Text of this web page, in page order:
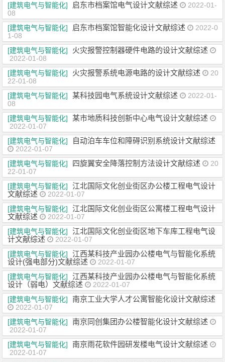
[建筑电气与智能化]
启东市档案馆电气设计文献综述
2022-01-
08
[建筑电气与智能化]
启东市档案馆智能化设计文献综述
2022-0
1-08
[建筑电气与智能化]
火灾报警控制器硬件电路的设计文献综述
2022-01-08
[建筑电气与智能化]
火灾报警系统电源电路的设计文献综述
20
22-01-08
[建筑电气与智能化]
某科技园电气系统设计文献综述
2022-01-
08
[建筑电气与智能化]
某市地质科技创新中心电气设计文献综述
2022-01-07
[建筑电气与智能化]
自动泊车车位和障碍识别系统设计文献综述
2022-01-07
[建筑电气与智能化]
四旋翼安全降落控制方法设计文献综述
20
22-01-07
[建筑电气与智能化]
江北国际文化创业街区办公楼工程电气设计
文献综述
2022-01-07
[建筑电气与智能化]
江北国际文化创业街区公寓楼工程电气设计
文献综述
2022-01-07
[建筑电气与智能化]
江北国际文化创业街区地下车库工程电气设
计文献综述
2022-01-07
[建筑电气与智能化]
江西某科技产业园办公楼电气与智能化系统
设计(强电部分)文献综述
2022-01-07
[建筑电气与智能化]
江西某科技产业园办公楼电气与智能化系统
设计（弱电）文献综述
2022-01-07
[建筑电气与智能化]
南京工业大学人才公寓智能化设计文献综述
2022-01-07
[建筑电气与智能化]
南京同创集团办公楼智能化设计文献综述
2022-01-07
[建筑电气与智能化]
南京雨花软件园研发楼电气设计文献综述
2022-01-07